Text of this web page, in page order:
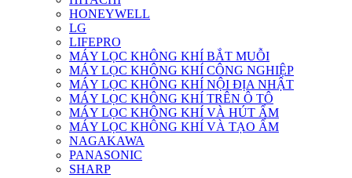
HONEYWELL
LG
LIFEPRO
MÁY LỌC KHÔNG KHÍ BẮT MUỖI
MÁY LỌC KHÔNG KHÍ CÔNG NGHIỆP
MÁY LỌC KHÔNG KHÍ NỘI ĐỊA NHẬT
MÁY LỌC KHÔNG KHÍ TRÊN Ô TÔ
MÁY LỌC KHÔNG KHÍ VÀ HÚT ẨM
MÁY LỌC KHÔNG KHÍ VÀ TẠO ẨM
NAGAKAWA
PANASONIC
SHARP